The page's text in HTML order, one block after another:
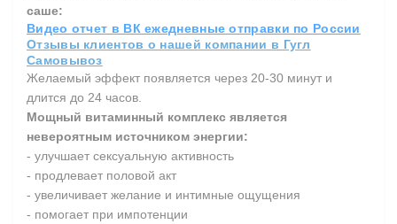
саше:
Видео отчет в ВК ежедневные отправки по России
Отзывы клиентов о нашей компании в Гугл
Самовывоз
Желаемый эффект появляется через 20-30 минут и
длится до 24 часов.
Мощный витаминный комплекс является
невероятным источником энергии:
- улучшает сексуальную активность
- продлевает половой акт
- увеличивает желание и интимные ощущения
- помогает при импотенции